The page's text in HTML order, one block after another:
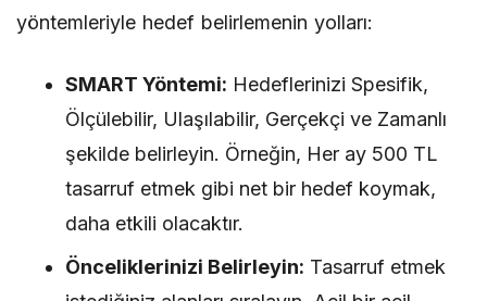
yöntemleriyle hedef belirlemenin yolları:
SMART Yöntemi: Hedeflerinizi Spesifik,
Ölçülebilir, Ulaşılabilir, Gerçekçi ve Zamanlı
şekilde belirleyin. Örneğin, Her ay 500 TL
tasarruf etmek gibi net bir hedef koymak,
daha etkili olacaktır.
Önceliklerinizi Belirleyin: Tasarruf etmek